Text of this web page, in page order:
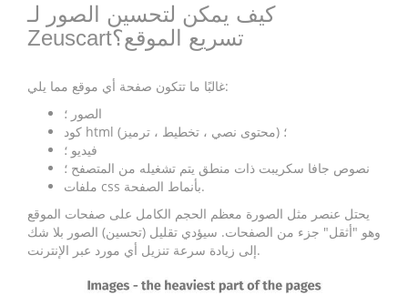
كيف يمكن لتحسين الصور لـ
Zeuscartتسريع الموقع؟
غالبًا ما تتكون صفحة أي موقع مما يلي:
الصور ؛
كود html (محتوى نصي ، تخطيط ، ترميز) ؛
فيديو ؛
نصوص جافا سكريبت ذات منطق يتم تشغيله من المتصفح ؛
ملفات css بأنماط الصفحة.
يحتل عنصر مثل الصورة معظم الحجم الكامل على صفحات الموقع
وهو "أثقل" جزء من الصفحات. سيؤدي تقليل (تحسين) الصور بلا شك
إلى زيادة سرعة تنزيل أي مورد عبر الإنترنت.